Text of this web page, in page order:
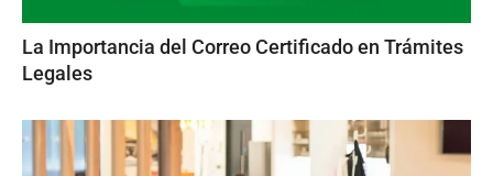
La Importancia del Correo Certificado en Trámites
Legales